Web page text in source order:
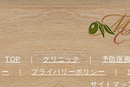
TOP｜クリニック｜予防医
ー
｜ プライバリーポリシー ｜
サイトマッ